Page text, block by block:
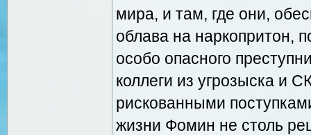
мира, и там, где они,
облава на наркопритон,
особо опасного
коллеги из угрозыска и
рискованными
жизни Фомин не столь